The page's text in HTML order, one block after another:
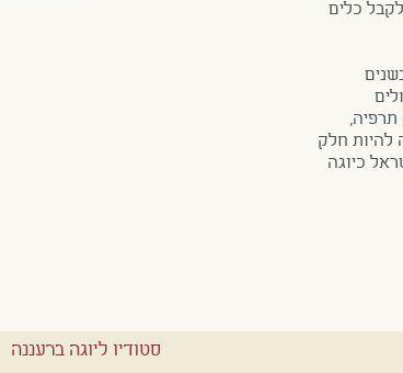
כלים
תרפיה,
להיות חלק
כיוגה
סטודיו ליוגה ברעננה